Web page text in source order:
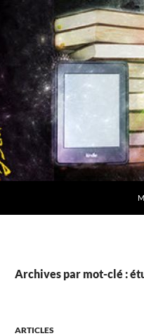
Archives par mot-clé :
ARTICLES